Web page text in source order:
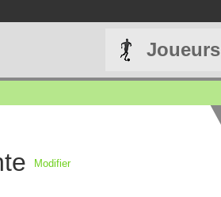
Joueurs
Modifier